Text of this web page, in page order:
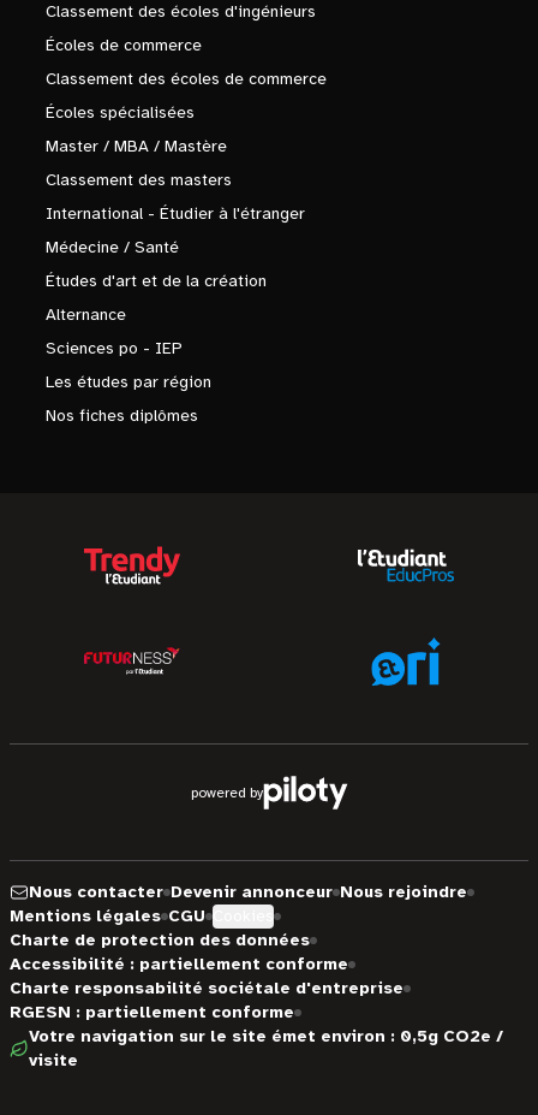
Classement des écoles d'ingénieurs
Écoles de commerce
Classement des écoles de commerce
Écoles spécialisées
Master / MBA / Mastère
Classement des masters
International - Étudier à l'étranger
Médecine / Santé
Études d'art et de la création
Alternance
Sciences po - IEP
Les études par région
Nos fiches diplômes
powered by
Nous contacter Devenir annonceur Nous rejoindre
Mentions légales CGU
Charte de protection des données
Accessibilité : partiellement conforme
Charte responsabilité sociétale d'entreprise
RGESN : partiellement conforme
Votre navigation sur le site émet environ : 0,5g CO2e /
visite